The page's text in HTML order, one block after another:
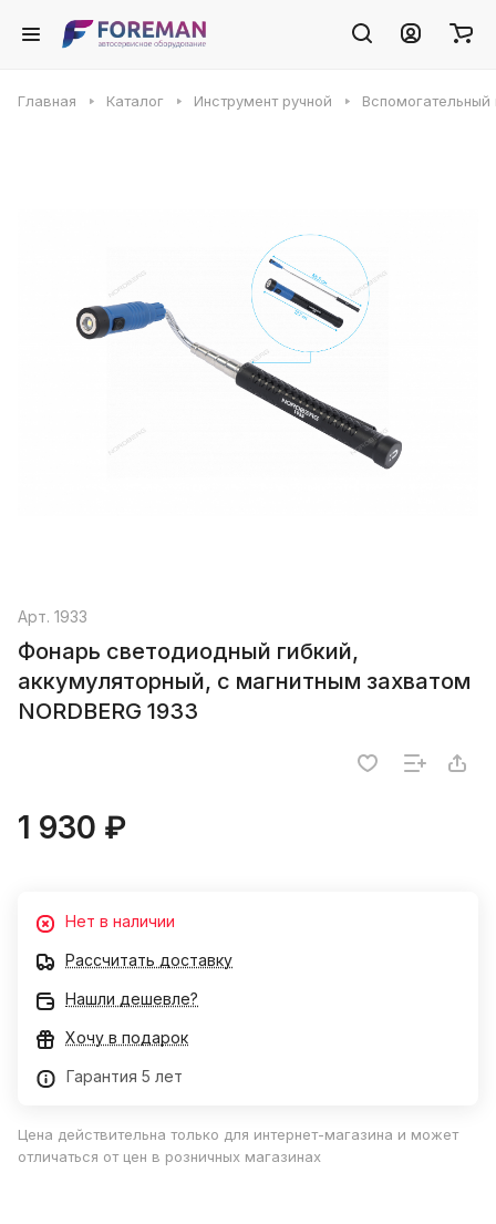
Главная Каталог Инструмент ручной Вспомогательный
Арт. 1933
Фонарь светодиодный гибкий,
аккумуляторный, с магнитным захватом
NORDBERG 1933
1 930 ₽
Нет в наличии
Рассчитать доставку
Нашли дешевле?
Хочу в подарок
Гарантия 5 лет
Цена действительна только для интернет-магазина и может
отличаться от цен в розничных магазинах